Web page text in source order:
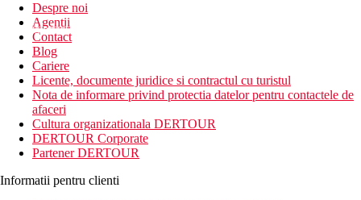
newsletter!
Despre noi
Agentii
Contact
Blog
Cariere
Licente, documente juridice si contractul cu turistul
Nota de informare privind protectia datelor pentru contactele de
afaceri
Cultura organizationala DERTOUR
DERTOUR Corporate
Partener DERTOUR
Informatii pentru clienti